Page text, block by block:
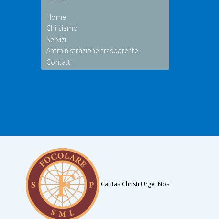
Home
Chi siamo
Servizi
Amministrazione trasparente
Contatti
Caritas Christi Urget Nos